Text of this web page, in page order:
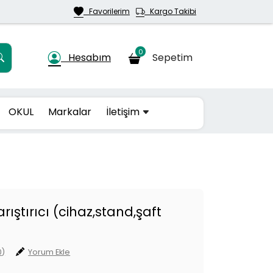
Favorilerim Kargo Takibi
Hesabım Sepetim
0
OKUL Markalar İletişim
(cihaz,stand,şaft
Yorum Ekle